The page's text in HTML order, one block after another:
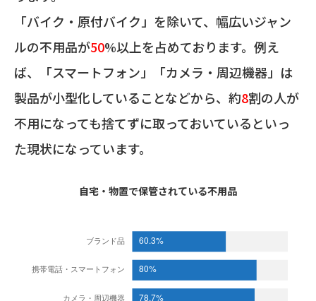
「バイク・原付バイク」を除いて、幅広いジャン
ルの不用品が50%以上を占めております。例え
ば、「スマートフォン」「カメラ・周辺機器」は
製品が小型化していることなどから、約8割の人が
不用になっても捨てずに取っておいているといっ
た現状になっています。
自宅・物置で保管されている不用品